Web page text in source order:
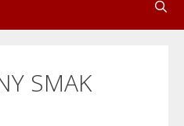
SMAK